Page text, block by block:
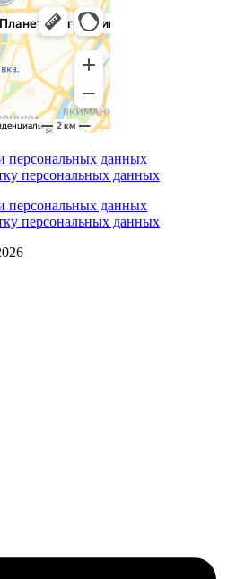
персональных данных
персональных данных
персональных данных
персональных данных